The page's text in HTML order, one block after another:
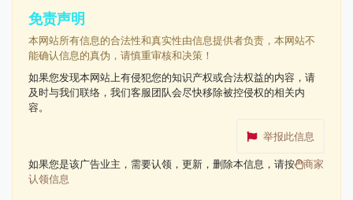
免责声明
本网站所有信息的合法性和真实性由信息提供者负责，本网站不
能确认信息的真伪，请慎重审核和决策！
如果您发现本网站上有侵犯您的知识产权或合法权益的内容，请
及时与我们联络，我们客服团队会尽快移除被控侵权的相关内
容。
举报此信息
如果您是该广告业主，需要认领，更新，删除本信息，请按
商家
认领信息